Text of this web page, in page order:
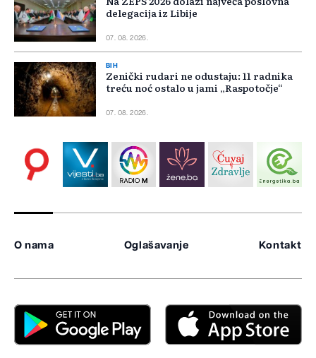
delegacija iz Libije
07. 08. 2026.
BIH
Zenički rudari ne odustaju: 11 radnika
treću noć ostalo u jami „Raspotočje“
07. 08. 2026.
O nama Oglašavanje Kontakt